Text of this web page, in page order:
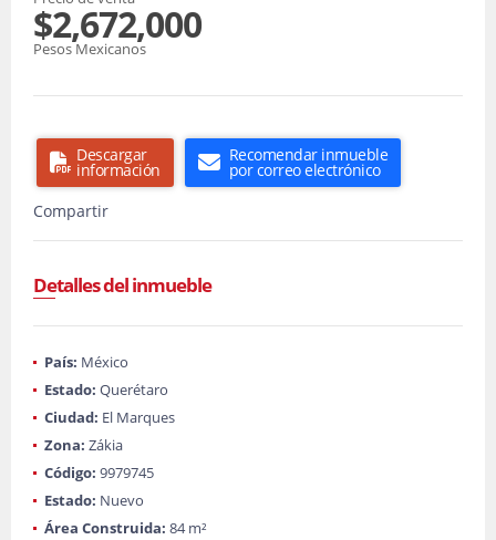
$2,672,000
Pesos Mexicanos
Descargar
información
Recomendar inmueble
por correo electrónico
Compartir
Detalles del inmueble
País: México
Estado: Querétaro
Ciudad: El Marques
Zona: Zákia
Código: 9979745
Estado: Nuevo
Área Construida: 84 m²